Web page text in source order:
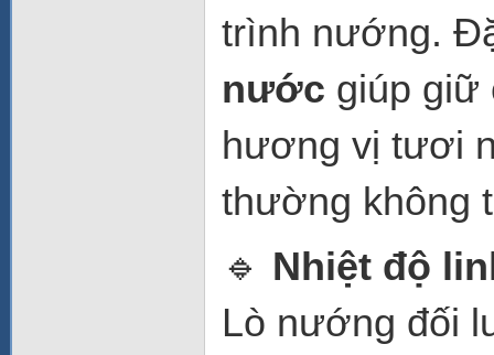
trình nướng.
nước giúp giữ
hương vị tươi
thường không
🔹 Nhiệt độ
Lò nướng đối